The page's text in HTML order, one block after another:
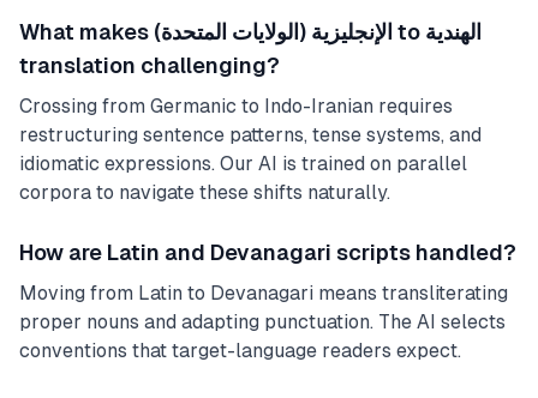
What makes الإنجليزية (الولايات المتحدة) to الهندية
translation challenging?
Crossing from Germanic to Indo-Iranian requires
restructuring sentence patterns, tense systems, and
idiomatic expressions. Our AI is trained on parallel
corpora to navigate these shifts naturally.
How are Latin and Devanagari scripts handled?
Moving from Latin to Devanagari means transliterating
proper nouns and adapting punctuation. The AI selects
conventions that target-language readers expect.